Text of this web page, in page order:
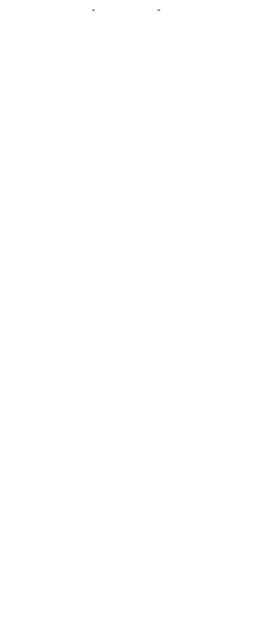
- -